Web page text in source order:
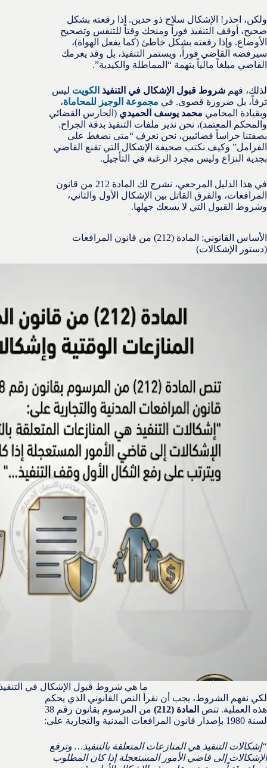
ولكن، احذر! الإشكال سلاح ذو حدين. إذا رفعته بشكل
صحيح، أوقف التنفيذ فوراً ومنحك وقتاً للتنفس وتصحيح
الأوضاع. وإذا رفعته بشكل خاطئ (كما يفعل الهواة)،
سيرفضه القاضي فوراً، ويستمر التنفيذ، بل وقد يغرمك
القاضي مبلغاً مالياً بتهمة “المماطلة والكيدية”.
لذلك، فهم شروط قبول الإشكال في التنفيذ الكويت ليس
ترفاً، بل ضرورة قصوى. في مجموعة الوجيز للمحاماة،
وبقيادة المحامي محمد يوسف الحميدي (الحارس القضائي
والمحكم المعتمد)، نحن ندير ملفات التنفيذ بدقة الجراح.
بصفتنا حراساً قضائيين، نحن نعرف “متى نضغط على
الفرامل” وكيف نكتب صحيفة الإشكال التي تقنع القاضي
بجدية النزاع وليس مجرد الرغبة في التأجيل.
في هذا الدليل المرجعي، نشرح لك المادة 212 من قانون
المرافعات، والفرق القاتل بين الإشكال الأول والثاني،
وشروط القبول التي لا يسعك جهلها.
الأساس القانوني: المادة (212) من قانون المرافعات
(دستور الإشكالات)
ما هي شروط قبول الإشكال في
لكي نفهم الشروط، يجب أن نقرأ النص القانوني الذي يحكم
هذه العملية. تنص المادة (212)
من المرسوم بقانون رقم 38
لسنة 1980 بإصدار قانون المرافعات المدنية والتجارية على:
“إشكالات التنفيذ هي المنازعات المتعلقة بالتنفيذ… وترفع
الإشكالات إلى قاضي الأمور المستعجلة إذا كان المطلوب